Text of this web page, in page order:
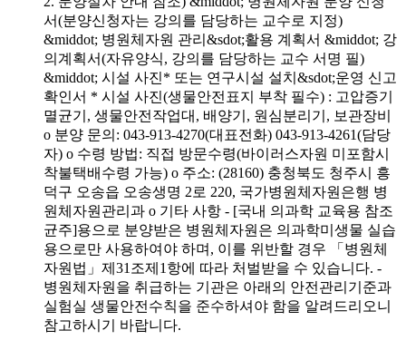
서(분양신청자는 강의를 담당하는 교수로 지정)
&middot; 병원체자원 관리&sdot;활용 계획서 &middot; 강
의계획서(자유양식, 강의를 담당하는 교수 서명 필)
&middot; 시설 사진* 또는 연구시설 설치&sdot;운영 신고
확인서 * 시설 사진(생물안전표지 부착 필수) : 고압증기
멸균기, 생물안전작업대, 배양기, 원심분리기, 보관장비
o 분양 문의: 043-913-4270(대표전화) 043-913-4261(담당
자) o 수령 방법: 직접 방문수령(바이러스자원 미포함시
착불택배수령 가능) o 주소: (28160) 충청북도 청주시 흥
덕구 오송읍 오송생명 2로 220, 국가병원체자원은행 병
원체자원관리과 o 기타 사항 - [국내 의과학 교육용 참조
균주]용으로 분양받은 병원체자원은 의과학미생물 실습
용으로만 사용하여야 하며, 이를 위반할 경우 「병원체
자원법」제31조제1항에 따라 처벌받을 수 있습니다. -
병원체자원을 취급하는 기관은 아래의 안전관리기준과
실험실 생물안전수칙을 준수하셔야 함을 알려드리오니
참고하시기 바랍니다.